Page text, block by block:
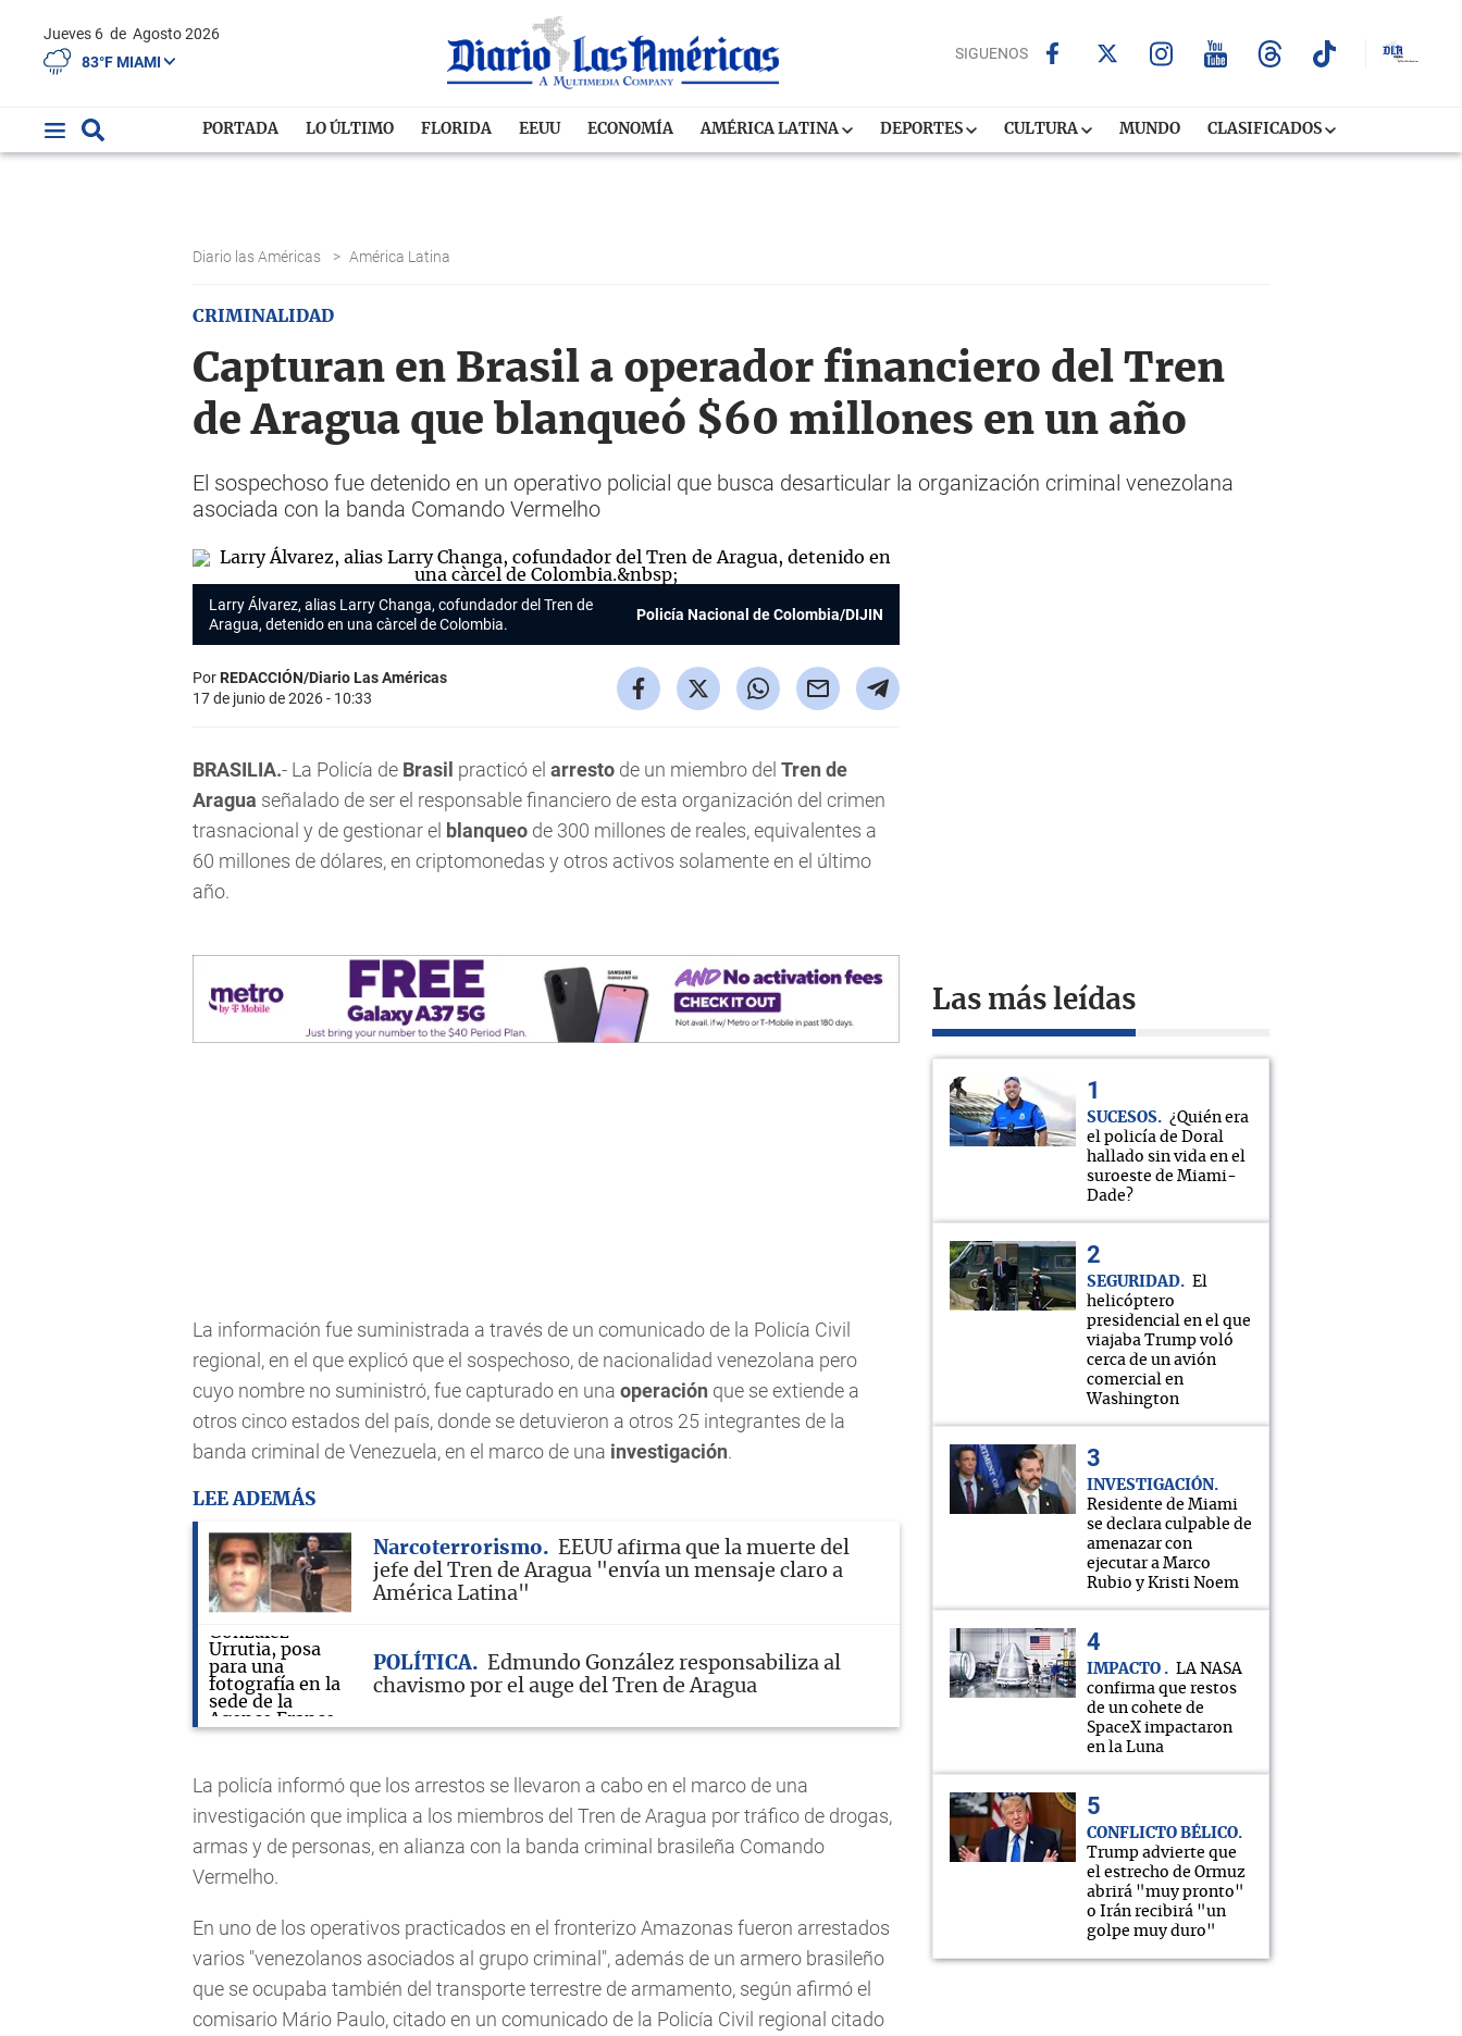
Jueves 6 de Agosto 2026
83°F MIAMI
SIGUENOS
PORTADA LO ÚLTIMO FLORIDA EEUU ECONOMÍA AMÉRICA LATINA DEPORTES CULTURA MUNDO CLASIFICADOS
Diario las Américas > América Latina
CRIMINALIDAD
Capturan en Brasil a operador financiero del Tren
de Aragua que blanqueó $60 millones en un año
El sospechoso fue detenido en un operativo policial que busca desarticular la organización criminal venezolana
asociada con la banda Comando Vermelho
Larry Álvarez, alias Larry Changa, cofundador del Tren de
Aragua, detenido en una càrcel de Colombia.
Policía Nacional de Colombia/DIJIN
PorREDACCIÓN/Diario Las Américas
17 de junio de 2026 - 10:33
BRASILIA.- La Policía de Brasil practicó el arresto de un miembro del Tren de
Aragua señalado de ser el responsable financiero de esta organización del crimen
trasnacional y de gestionar el blanqueo de 300 millones de reales, equivalentes a
60 millones de dólares, en criptomonedas y otros activos solamente en el último
año.
La información fue suministrada a través de un comunicado de la Policía Civil
regional, en el que explicó que el sospechoso, de nacionalidad venezolana pero
cuyo nombre no suministró, fue capturado en una operación que se extiende a
otros cinco estados del país, donde se detuvieron a otros 25 integrantes de la
banda criminal de Venezuela, en el marco de una investigación.
LEE ADEMÁS
Narcoterrorismo
EEUU afirma que la muerte del
jefe del Tren de Aragua "envía un mensaje claro a
América Latina"
POLÍTICA
Edmundo González responsabiliza al
chavismo por el auge del Tren de Aragua
La policía informó que los arrestos se llevaron a cabo en el marco de una
investigación que implica a los miembros del Tren de Aragua por tráfico de drogas,
armas y de personas, en alianza con la banda criminal brasileña Comando
Vermelho.
En uno de los operativos practicados en el fronterizo Amazonas fueron arrestados
varios "venezolanos asociados al grupo criminal", además de un armero brasileño
que se ocupaba también del transporte terrestre de armamento, según afirmó el
comisario Mário Paulo, citado en un comunicado de la Policía Civil regional citado
Las más leídas
SUCESOS
¿Quién era
el policía de Doral
hallado sin vida en el
suroeste de Miami-
Dade?
SEGURIDAD
El
helicóptero
presidencial en el que
viajaba Trump voló
cerca de un avión
comercial en
Washington
INVESTIGACIÓN
Residente de Miami
se declara culpable de
amenazar con
ejecutar a Marco
Rubio y Kristi Noem
IMPACTO
LA NASA
confirma que restos
de un cohete de
SpaceX impactaron
en la Luna
CONFLICTO BÉLICO
Trump advierte que
el estrecho de Ormuz
abrirá "muy pronto"
o Irán recibirá "un
golpe muy duro"